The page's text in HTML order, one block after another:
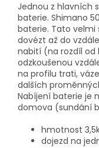
Jednou z hlavních
baterie. Shimano
baterie. Tato velmi
dovézt až do
nabití (na rozdíl
odzkoušenou
na profilu trati,
dalších
Nabíjení baterie je
domova (sundání
hmotnost
dojezd na